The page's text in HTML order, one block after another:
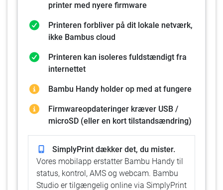
printer med nyere firmware
Printeren forbliver på dit lokale netværk,
ikke Bambus cloud
Printeren kan isoleres fuldstændigt fra
internettet
Bambu Handy holder op med at fungere
Firmwareopdateringer kræver USB /
microSD (eller en kort tilstandsændring)
SimplyPrint dækker det, du mister.
Vores mobilapp erstatter Bambu Handy til
status, kontrol, AMS og webcam. Bambu
Studio er tilgængelig online via SimplyPrint